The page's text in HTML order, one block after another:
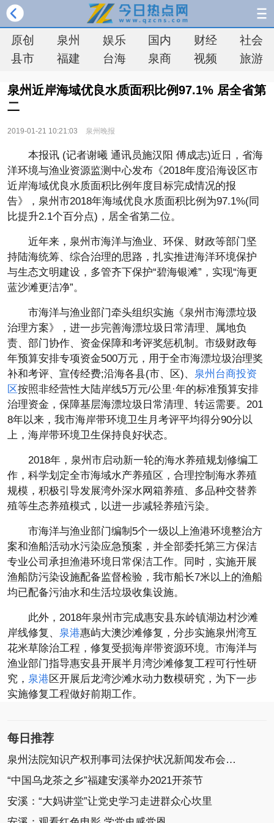
原创 泉州 娱乐 国内 财经
社会
县市
福建 台海 泉商 视频 旅游
泉州近岸海域优良水质面积比例97.1% 居全省第
二
2019-01-21 10:21:03 泉州晚报
本报讯 (记者谢曦 通讯员施汉阳 傅成志)近日，省海
洋环境与渔业资源监测中心发布《2018年度沿海设区市
近岸海域优良水质面积比例年度目标完成情况的报
告》，泉州市2018年海域优良水质面积比例为97.1%(同
比提升2.1个百分点)，居全省第二位。
近年来，泉州市海洋与渔业、环保、财政等部门坚
持陆海统筹、综合治理的思路，扎实推进海洋环境保护
与生态文明建设，多管齐下保护“碧海银滩”，实现“海更
蓝沙滩更洁净”。
市海洋与渔业部门牵头组织实施《泉州市海漂垃圾
治理方案》，进一步完善海漂垃圾日常清理、属地负
责、部门协作、资金保障和考评奖惩机制。市级财政每
年预算安排专项资金500万元，用于全市海漂垃圾治理奖
补和考评、宣传经费;沿海各县(市、区)、 泉州台商投资
区按照非经营性大陆岸线5万元/公里·年的标准预算安排
治理资金，保障基层海漂垃圾日常清理、转运需要。201
8年以来，我市海岸带环境卫生月考评平均得分90分以
上，海岸带环境卫生保持良好状态。
2018年，泉州市启动新一轮的海水养殖规划修编工
作，科学划定全市海域水产养殖区，合理控制海水养殖
规模，积极引导发展湾外深水网箱养殖、多品种交替养
殖等生态养殖模式，以进一步减轻养殖污染。
市海洋与渔业部门编制5个一级以上渔港环境整治方
案和渔船活动水污染应急预案，并全部委托第三方保洁
专业公司承担渔港环境日常保洁工作。同时，实施开展
渔船防污染设施配备监督检验，我市船长7米以上的渔船
均已配备污油水和生活垃圾收集设施。
此外，2018年泉州市完成惠安县东岭镇湖边村沙滩
岸线修复、 泉港惠屿大澳沙滩修复，分步实施泉州湾互
花米草除治工程，修复受损海岸带资源环境。市海洋与
渔业部门指导惠安县开展半月湾沙滩修复工程可行性研
究， 泉港区开展后龙湾沙滩水动力数模研究，为下一步
实施修复工程做好前期工作。
每日推荐
泉州法院知识产权刑事司法保护状况新闻发布会召开
“中国乌龙茶之乡”福建安溪举办2021开茶节
安溪：“大妈讲堂”让党史学习走进群众心坎里